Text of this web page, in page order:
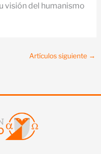
visión del humanismo
Artículos siguiente →